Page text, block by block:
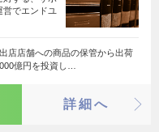
でエンドユ
店店舗への商品の保管から出荷
億円を投資し…
詳細へ